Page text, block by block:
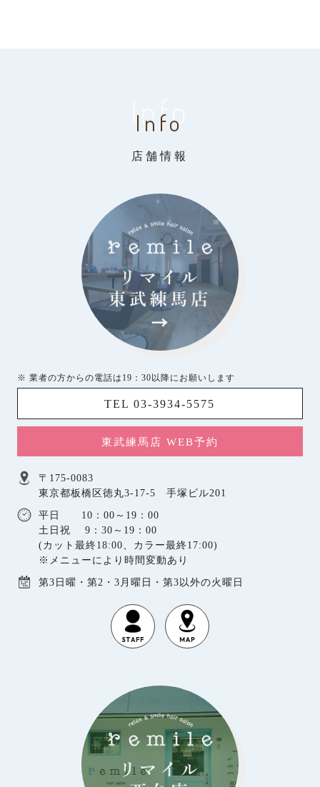
Info
Info
店舗情報
※ 業者の方からの電話は19：30以降にお願いします
TEL 03-3934-5575
東武練馬店 WEB予約
〒175-0083
東京都板橋区徳丸3-17-5 手塚ビル201
平日 10：00～19：00
土日祝 9：30～19：00
(カット最終18:00、カラー最終17:00)
※メニューにより時間変動あり
第3日曜・第2・3月曜日・第3以外の火曜日